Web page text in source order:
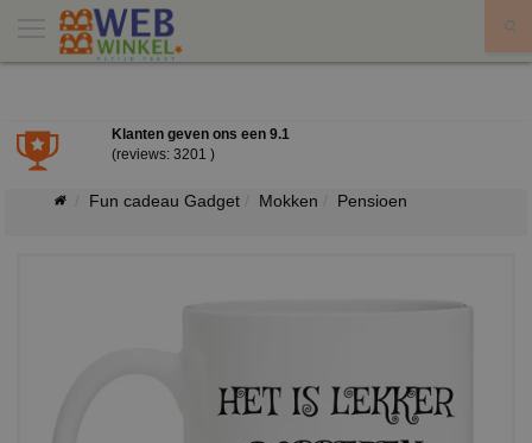
Klanten geven ons een 9.1
(reviews: 3201 )
Fun cadeau Gadget Mokken Pensioen